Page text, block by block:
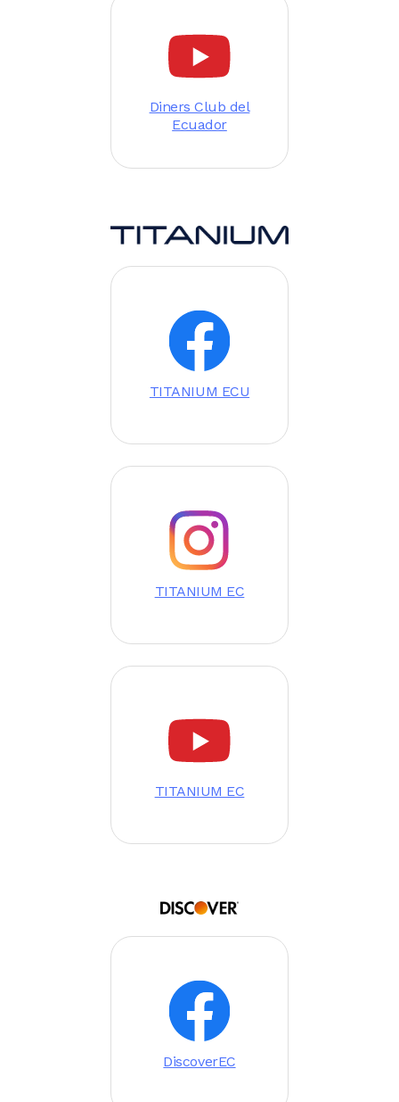
Image
Diners Club del
Ecuador
Image
Image
TITANIUM ECU
Image
TITANIUM EC
Image
TITANIUM EC
Image
Image
DiscoverEC